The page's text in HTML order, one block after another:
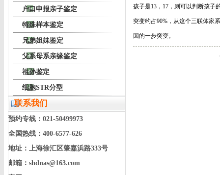
户口申报亲子鉴定
特殊样本鉴定
兄弟姐妹鉴定
父系母系亲缘鉴定
祖孙鉴定
细胞STR分型
联系我们
预约专线：021-50499973
全国热线：400-6577-626
地址：上海徐汇区肇嘉浜路333号
邮箱：shdnas@163.com
孩子是13， 17，则可以判断孩子
突变约占90%，从这个三联体家
因的一步突变。